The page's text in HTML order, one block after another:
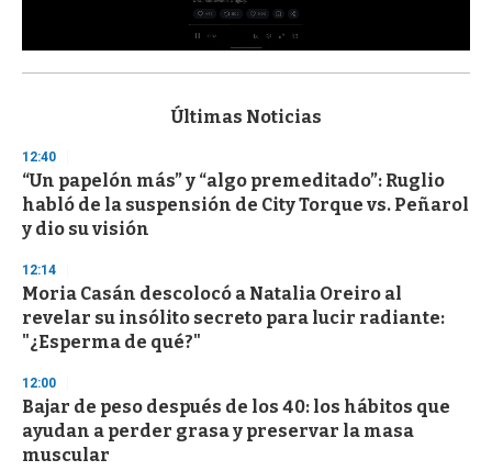
s
d
s
o
f
3
s
e
c
o
n
s
Últimas Noticias
12:40
“Un papelón más” y “algo premeditado”: Ruglio
habló de la suspensión de City Torque vs. Peñarol
y dio su visión
12:14
Moria Casán descolocó a Natalia Oreiro al
revelar su insólito secreto para lucir radiante:
"¿Esperma de qué?"
12:00
Bajar de peso después de los 40: los hábitos que
ayudan a perder grasa y preservar la masa
muscular